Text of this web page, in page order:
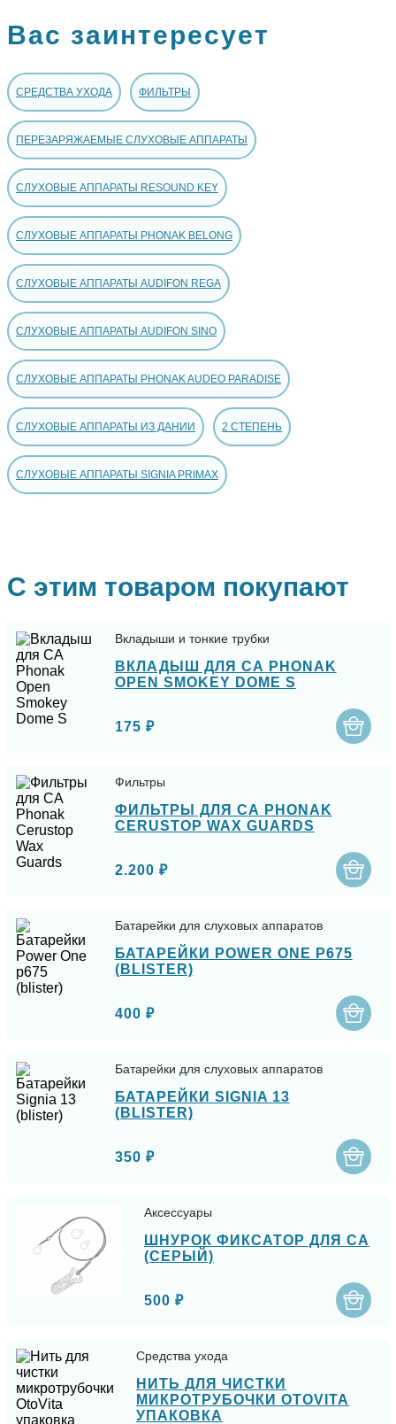
Вас заинтересует
СРЕДСТВА УХОДА ФИЛЬТРЫ
ПЕРЕЗАРЯЖАЕМЫЕ СЛУХОВЫЕ АППАРАТЫ
СЛУХОВЫЕ АППАРАТЫ RESOUND KEY
СЛУХОВЫЕ АППАРАТЫ PHONAK BELONG
СЛУХОВЫЕ АППАРАТЫ AUDIFON REGA
СЛУХОВЫЕ АППАРАТЫ AUDIFON SINO
СЛУХОВЫЕ АППАРАТЫ PHONAK AUDEO PARADISE
СЛУХОВЫЕ АППАРАТЫ ИЗ ДАНИИ 2 СТЕПЕНЬ
СЛУХОВЫЕ АППАРАТЫ SIGNIA PRIMAX
С этим товаром покупают
Вкладыши и тонкие трубки
ВКЛАДЫШ ДЛЯ СА PHONAK
OPEN SMOKEY DOME S
175 ₽
Фильтры
ФИЛЬТРЫ ДЛЯ СА PHONAK
CERUSTOP WAX GUARDS
2.200 ₽
Батарейки для слуховых аппаратов
БАТАРЕЙКИ POWER ONE P675
(BLISTER)
400 ₽
Батарейки для слуховых аппаратов
БАТАРЕЙКИ SIGNIA 13
(BLISTER)
350 ₽
Аксессуары
ШНУРОК ФИКСАТОР ДЛЯ СА
(СЕРЫЙ)
500 ₽
Средства ухода
НИТЬ ДЛЯ ЧИСТКИ
МИКРОТРУБОЧКИ OTOVITA
УПАКОВКА